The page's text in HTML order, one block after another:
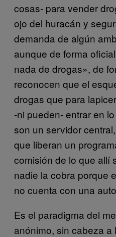
cosas- para vender
ojo del huracán y
demanda de algún
aunque de forma
nada de drogas», de
reconocen que el
drogas que para
-ni pueden- entrar en
son un servidor
que liberan un
comisión de lo que allí
nadie la cobra porque
no cuenta con una
Es el paradigma del
anónimo, sin cabeza a